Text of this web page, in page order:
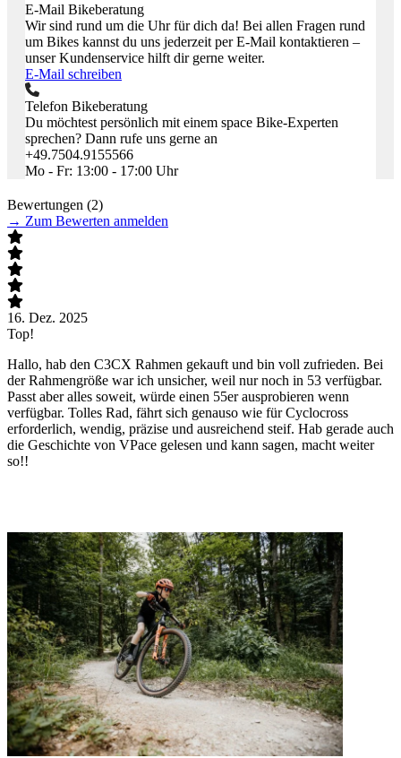
E-Mail Bikeberatung
Wir sind rund um die Uhr für dich da! Bei allen Fragen rund
um Bikes kannst du uns jederzeit per E-Mail kontaktieren –
unser Kundenservice hilft dir gerne weiter.
E-Mail schreiben
Telefon Bikeberatung
Du möchtest persönlich mit einem space Bike-Experten
sprechen? Dann rufe uns gerne an
+49.7504.9155566
Mo - Fr: 13:00 - 17:00 Uhr
Bewertungen (2)
→ Zum Bewerten anmelden
16. Dez. 2025
Top!
Hallo, hab den C3CX Rahmen gekauft und bin voll zufrieden. Bei
der Rahmengröße war ich unsicher, weil nur noch in 53 verfügbar.
Passt aber alles soweit, würde einen 55er ausprobieren wenn
verfügbar. Tolles Rad, fährt sich genauso wie für Cyclocross
erforderlich, wendig, präzise und ausreichend steif. Hab gerade auch
die Geschichte von VPace gelesen und kann sagen, macht weiter
so!!